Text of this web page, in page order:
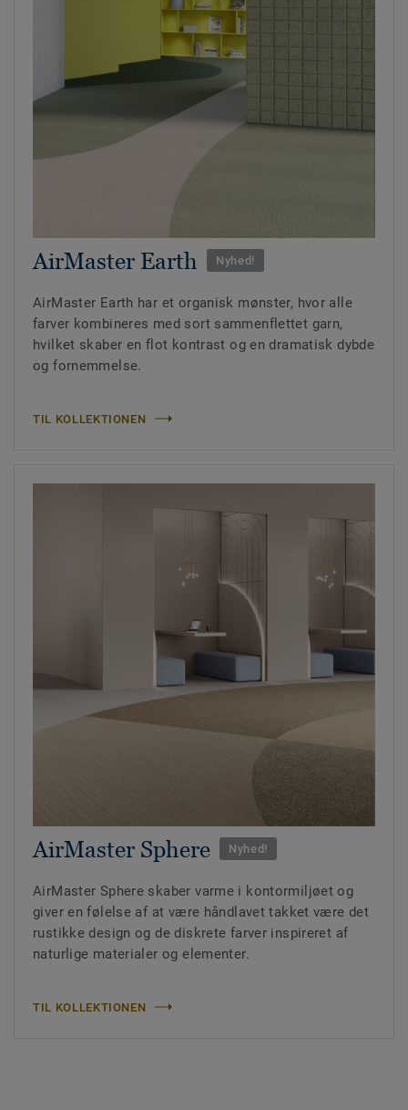
AirMaster Earth Nyhed!
AirMaster Earth har et organisk mønster, hvor alle
farver kombineres med sort sammenflettet garn,
hvilket skaber en flot kontrast og en dramatisk dybde
og fornemmelse.
TIL KOLLEKTIONEN
AirMaster Sphere Nyhed!
AirMaster Sphere skaber varme i kontormiljøet og
giver en følelse af at være håndlavet takket være det
rustikke design og de diskrete farver inspireret af
naturlige materialer og elementer.
TIL KOLLEKTIONEN